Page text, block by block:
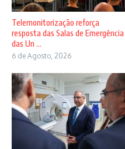
Telemonitorização reforça
resposta das Salas de Emergência
das Un ...
6 de Agosto, 2026